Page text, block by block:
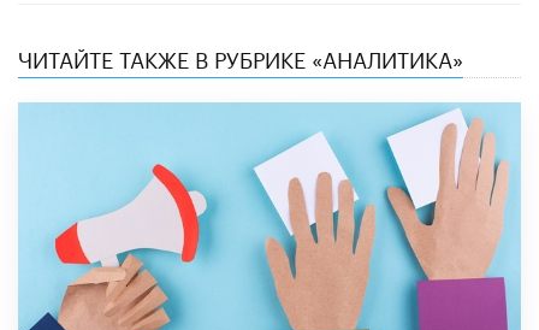
ЧИТАЙТЕ ТАКЖЕ В РУБРИКЕ «АНАЛИТИКА»